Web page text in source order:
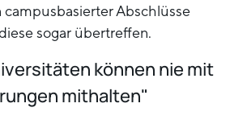
Abschlüsse
sogar übertreffen.
können nie mit
mithalten"